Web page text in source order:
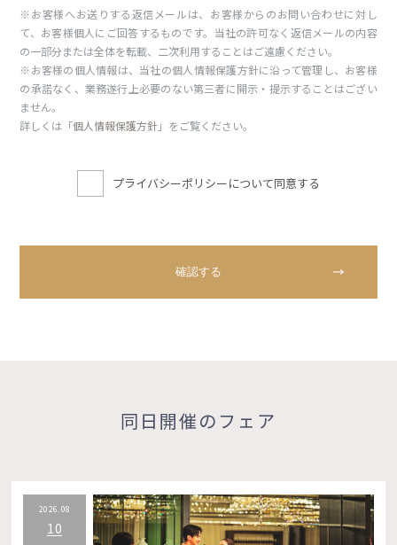
※お客様へお送りする返信メールは、お客様からのお問い合わせに対し
て、お客様個人にご回答するものです。当社の許可なく返信メールの内容
の一部分または全体を転載、二次利用することはご遠慮ください。
※お客様の個人情報は、当社の個人情報保護方針に沿って管理し、お客様
の承諾なく、業務遂行上必要のない第三者に開示・提示することはござい
ません。
詳しくは「個人情報保護方針」をご覧ください。
プライバシーポリシーについて同意する
同日開催のフェア
2026.08
10